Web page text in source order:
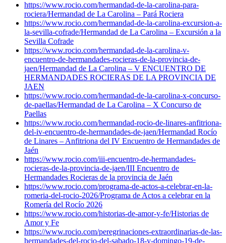
https://www.rocio.com/hermandad-de-la-carolina-para-
rociera/Hermandad de La Carolina – Pará Rociera
https://www.rocio.com/hermandad-de-la-carolina-excursion-a-
la-sevilla-cofrade/Hermandad de La Carolina – Excursión a la
Sevilla Cofrade
https://www.rocio.com/hermandad-de-la-carolina-v-
encuentro-de-hermandades-rocieras-de-la-provincia-de-
jaen/Hermandad de La Carolina – V ENCUENTRO DE
HERMANDADES ROCIERAS DE LA PROVINCIA DE
JAEN
https://www.rocio.com/hermandad-de-la-carolina-x-concurso-
de-paellas/Hermandad de La Carolina – X Concurso de
Paellas
https://www.rocio.com/hermandad-rocio-de-linares-anfitriona-
del-iv-encuentro-de-hermandades-de-jaen/Hermandad Rocío
de Linares – Anfitriona del IV Encuentro de Hermandades de
Jaén
https://www.rocio.com/iii-encuentro-de-hermandades-
rocieras-de-la-provincia-de-jaen/III Encuentro de
Hermandades Rocieras de la provincia de Jaén
https://www.rocio.com/programa-de-actos-a-celebrar-en-la-
romeria-del-rocio-2026/Programa de Actos a celebrar en la
Romería del Rocío 2026
https://www.rocio.com/historias-de-amor-y-fe/Historias de
Amor y Fe
https://www.rocio.com/peregrinaciones-extraordinarias-de-las-
hermandades-del-rocio-del-sabado-18-y-domingo-19-de-